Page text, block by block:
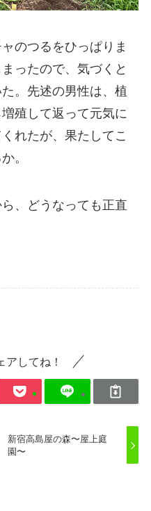
のつるをひっぱりま
ったので、気づくと
。先述の男性は、植
殖して返って元気に
れたが、果たしてこ
。
、どうなっても正直
アしてね！
新宿高島屋の森〜屋上庭
園〜